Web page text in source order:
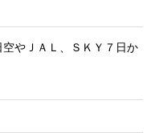
やＪＡＬ、ＳＫＹ７日か